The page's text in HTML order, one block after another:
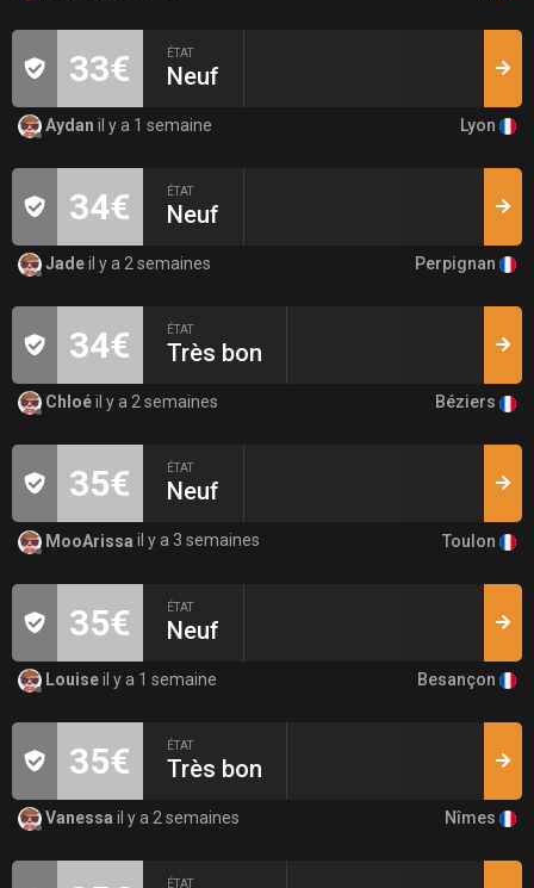
33€ ÉTAT
Neuf
Aydan il y a 1 semaine Lyon
34€ ÉTAT
Neuf
Jadeil y a 2 semaines Perpignan
34€ ÉTAT
Très bon
Chloéil y a 2 semaines Béziers
35€ ÉTAT
Neuf
MooArissa il y a 3 semaines Toulon
35€ ÉTAT
Neuf
Louiseil y a 1 semaine Besançon
35€ ÉTAT
Très bon
Vanessa il y a 2 semaines Nîmes
ÉTAT